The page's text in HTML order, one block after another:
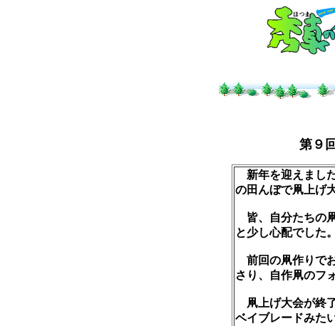
第９
新年を迎えまし
の田んぼで凧上げ
皆、自分たちの
と少し心配でした。
前回の凧作りで
さり、自作凧のフ
凧上げ大会が終
ベイブレードみた